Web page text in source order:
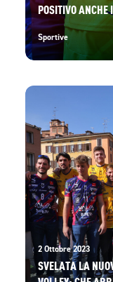
POSITIVO
Sportive
2 Ottobre 2023
SVELATA LA